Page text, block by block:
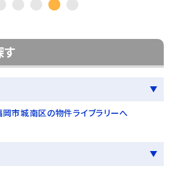
す
岡市城南区の物件ライブラリーへ